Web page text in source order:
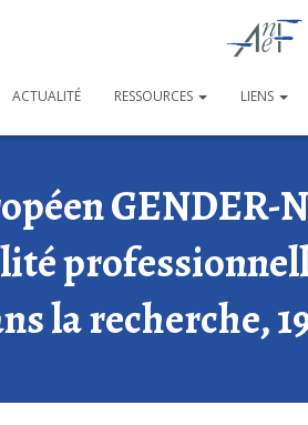
ACTUALITÉ RESSOURCES LIENS
la recherche,